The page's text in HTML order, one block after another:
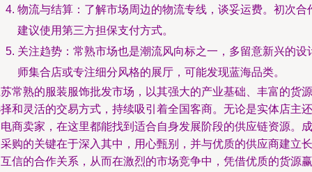
物流与结算：了解市场周边的物流专线，谈妥运费。初次合
建议使用第三方担保支付方式。
关注趋势：常熟市场也是潮流风向标之一，多留意新兴的设
师集合店或专注细分风格的展厅，可能发现蓝海品类。
常熟的服装服饰批发市场，以其强大的产业基础、丰富的货源
和灵活的交易方式，持续吸引着全国客商。无论是实体店主还
商卖家，在这里都能找到适合自身发展阶段的供应链资源。成
购的关键在于深入其中，用心甄别，并与优质的供应商建立长
信的合作关系，从而在激烈的市场竞争中，凭借优质的货源赢